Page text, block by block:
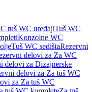
tuš WC uređajiTuš WC
Konzolne WC
Tuš WC sedištaRezervni
delovi za Za WC
delovi za Dizajnerske
delovi za Za tuš WC
za Za tuš WC